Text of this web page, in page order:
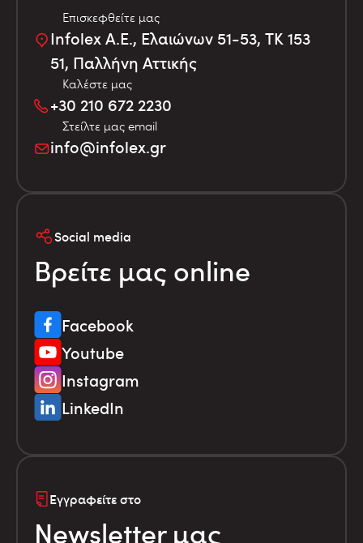
Επισκεφθείτε μας
Infolex Α.Ε., Ελαιώνων 51-53, TK 153
51, Παλλήνη Αττικής
Καλέστε μας
+30 210 672 2230
Στείλτε μας email
info@infolex.gr
Social media
Βρείτε μας online
Facebook
Youtube
Instagram
LinkedIn
Εγγραφείτε στο
Newsletter μας